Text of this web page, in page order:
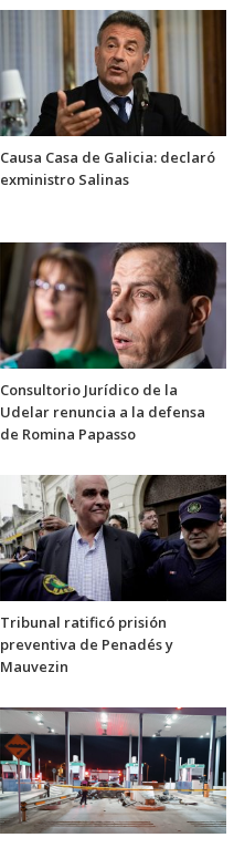
Causa Casa de Galicia: declaró
exministro Salinas
Consultorio Jurídico de la
Udelar renuncia a la defensa
de Romina Papasso
Tribunal ratificó prisión
preventiva de Penadés y
Mauvezin